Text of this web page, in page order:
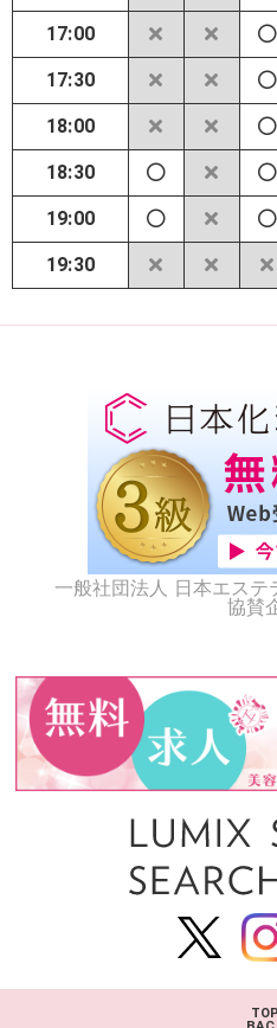
17:00
17:30
18:00
18:30
19:00
19:30
一般社団法人 日本エステ
協賛
TOP